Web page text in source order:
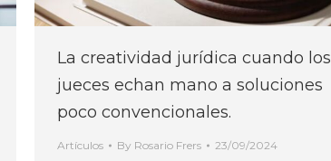
La creatividad jurídica cuando los
jueces echan mano a soluciones
poco convencionales.
Artículos By Rosario Frers 23/09/2024